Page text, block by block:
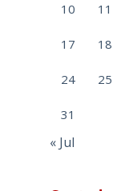
10 11
17 18
24 25
31
« Jul